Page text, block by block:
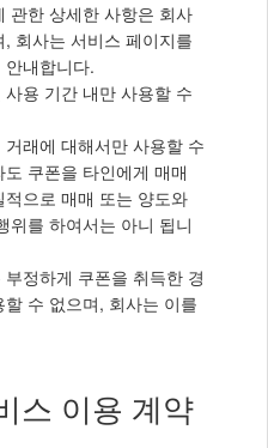
관한 상세한 사항은 회사
회사는 서비스 페이지를
내합니다.
용 기간 내만 사용할 수
래에 대해서만 사용할 수
쿠폰을 타인에게 매매
으로 매매 또는 양도와
위를 하여서는 아니 됩니
정하게 쿠폰을 취득한 경
수 없으며, 회사는 이를
스 이용 계약